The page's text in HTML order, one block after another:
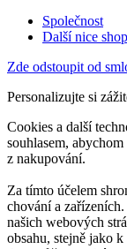
Společnost
Další nice
Zde odstoupit od
Personalizujte si
Cookies a další
souhlasem,
z nakupování.
Za tímto účelem
chování a
našich webových
obsahu, stejně jako